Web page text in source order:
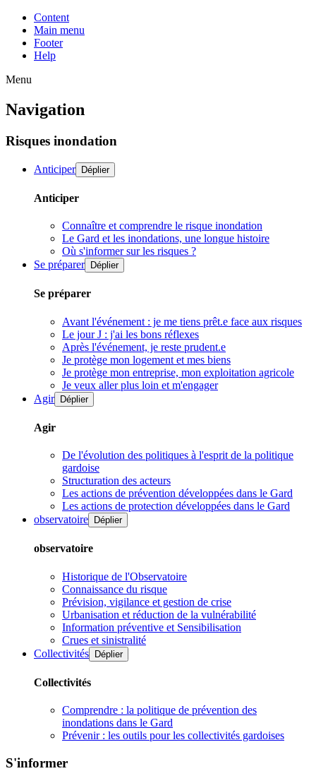
Content
Main menu
Footer
Help
Menu
Navigation
Risques inondation
Anticiper Déplier
Anticiper
Connaître et comprendre le risque inondation
Le Gard et les inondations, une longue histoire
Où s'informer sur les risques ?
Se préparer
Déplier
Se préparer
Avant l'événement : je me tiens prêt.e face aux risques
Le jour J : j'ai les bons réflexes
Après l'événement, je reste prudent.e
Je protège mon logement et mes biens
Je protège mon entreprise, mon exploitation agricole
Je veux aller plus loin et m'engager
Agir Déplier
Agir
De l'évolution des politiques à l'esprit de la politique
gardoise
Structuration des acteurs
Les actions de prévention développées dans le Gard
Les actions de protection développées dans le Gard
observatoire
Déplier
observatoire
Historique de l'Observatoire
Connaissance du risque
Prévision, vigilance et gestion de crise
Urbanisation et réduction de la vulnérabilité
Information préventive et Sensibilisation
Crues et sinistralité
Collectivités Déplier
Collectivités
Comprendre : la politique de prévention des
inondations dans le Gard
Prévenir : les outils pour les collectivités gardoises
S'informer